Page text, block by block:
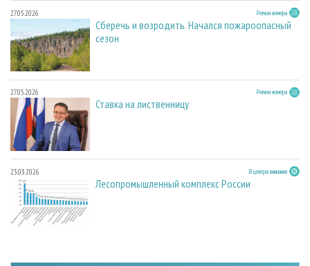
27.05.2026 Регион номера
Сберечь и возродить. Начался пожароопасный
сезон
27.05.2026 Регион номера
Ставка на лиственницу
23.03.2026 В центре внимания
Лесопромышленный комплекс России